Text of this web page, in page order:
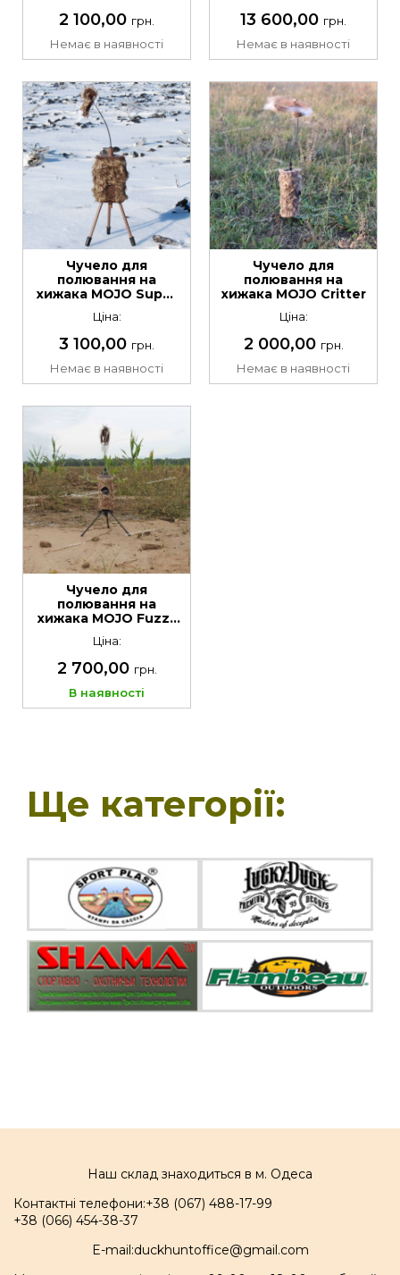
2 100,00 грн.
Немає в наявності
13 600,00 грн.
Немає в наявності
Чучело для
полювання на
хижака MOJO Super
Ціна:
3 100,00 грн.
Немає в наявності
Чучело для
полювання на
хижака МOJO Critter
Ціна:
2 000,00 грн.
Немає в наявності
Чучело для
полювання на
хижака MOJO Fuzzy
Critter
Ціна:
2 700,00 грн.
В наявності
Ще категорії:
Наш склад знаходиться в м. Одеса
Контактні телефони:+38 (067) 488-17-99
+38 (066) 454-38-37
E-mail:duckhuntoffice@gmail.com